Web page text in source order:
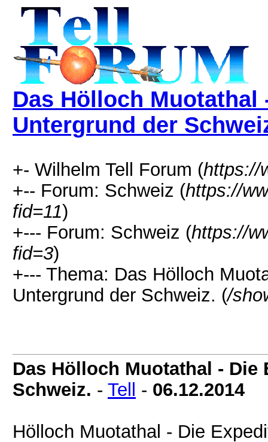
Das Hölloch
Untergrund der
+- Wilhelm Tell Forum (https://
+-- Forum: Schweiz (https://
fid=11)
+--- Forum: Schweiz (https://
fid=3)
+--- Thema: Das Hölloch
Untergrund der Schweiz. (/
Das Hölloch Muotathal -
Schweiz. - Tell - 06.12.2014
Hölloch Muotathal - Die